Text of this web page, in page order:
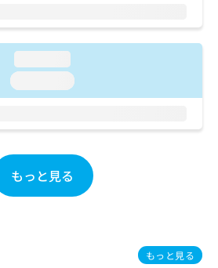
もっと見る
もっと見る